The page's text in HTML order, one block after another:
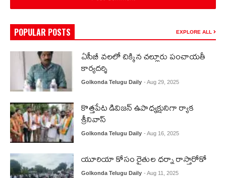
POPULAR POSTS EXPLORE ALL
ఏసీబీ వలలో చిక్కిన చల్లూరు పంచాయతీ
కార్యదర్శి
Golkonda Telugu Daily - Aug 29, 2025
కొత్తపేట డివిజన్ ఉపాధ్యక్షునిగా ర్యాక
శ్రీనివాస్
Golkonda Telugu Daily - Aug 16, 2025
యూరియా కోసం రైతుల ధర్నా రాస్తారోకో
Golkonda Telugu Daily - Aug 11, 2025